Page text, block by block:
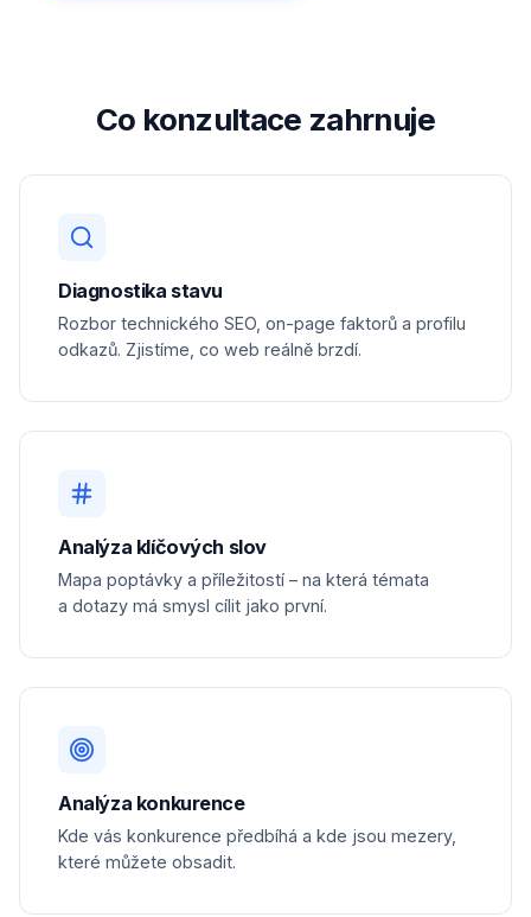
Co konzultace zahrnuje
Diagnostika stavu
Rozbor technického SEO, on-page faktorů a profilu
odkazů. Zjistíme, co web reálně brzdí.
Analýza klíčových slov
Mapa poptávky a příležitostí – na která témata
a dotazy má smysl cílit jako první.
Analýza konkurence
Kde vás konkurence předbíhá a kde jsou mezery,
které můžete obsadit.